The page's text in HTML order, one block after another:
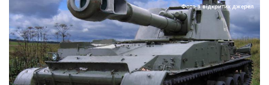
Фото з відкритих джерел